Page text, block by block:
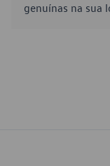
genuínas na sua